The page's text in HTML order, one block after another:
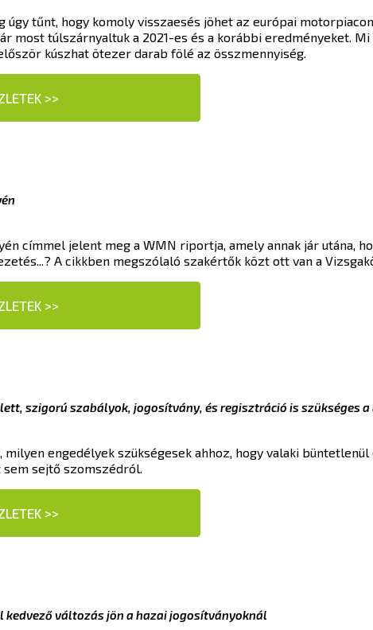
úgy tűnt, hogy komoly visszaesés jöhet az európai
most túlszárnyaltuk a 2021-es és a korábbi eredményeket.
kúszhat ötezer darab fölé az összmennyiség.
>>
címmel jelent meg a WMN riportja, amely annak jár utána,
A cikkben megszólaló szakértők közt ott van a
>>
szigorú szabályok, jogosítvány, és regisztráció is szükséges
milyen engedélyek szükségesek ahhoz, hogy valaki
sejtő szomszédról.
>>
kedvező változás jön a hazai jogosítványoknál